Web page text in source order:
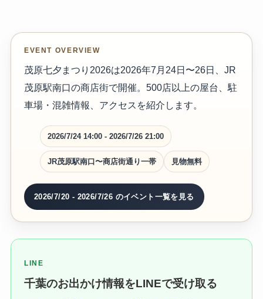
EVENT OVERVIEW
茂原七夕まつり2026は2026年7月24日〜26日、JR
茂原駅南口の商店街で開催。500店以上の屋台、駐
車場・混雑情報、アクセスを紹介します。
2026/7/24 14:00 - 2026/7/26 21:00
JR茂原駅南口〜商店街通り一帯 見物無料
2026/7/20 - 2026/7/26 のイベント一覧を見る
LINE
千葉のお出かけ情報をLINEで受け取る